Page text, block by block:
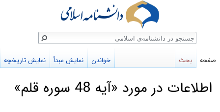
اطلاعات در مورد «آیه 48 سوره قلم»
صفحه بحث خواندن نمایش مبدأ نمایش تاریخچه
جستجو